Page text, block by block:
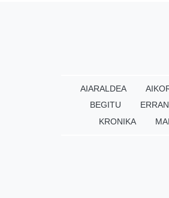
AIARALDEA
BEGITU
ERRAN
KRONIKA